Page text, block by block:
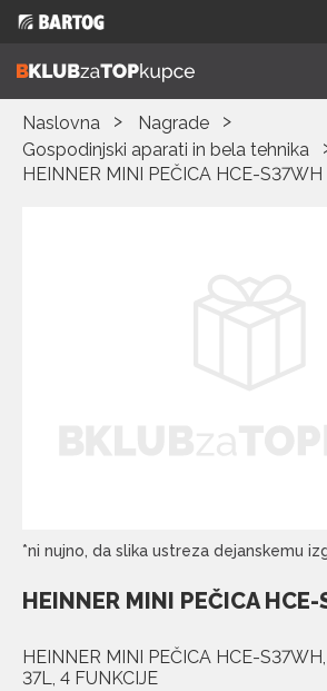
Naslovna
Nagrade
Gospodinjski aparati in bela tehnika
HEINNER MINI PEČICA HCE-S37WH
*ni nujno, da slika ustreza dejanskemu
HEINNER MINI PEČICA
HEINNER MINI PEČICA HCE-
37L, 4 FUNKCIJE